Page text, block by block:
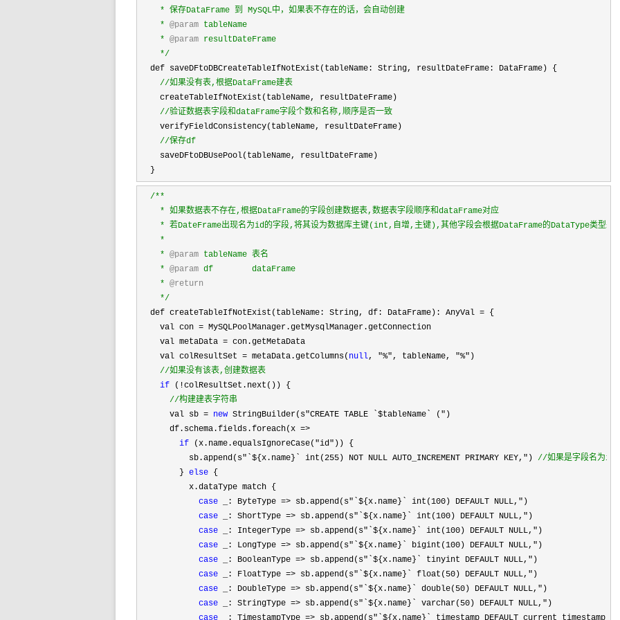
    * 保存DataFrame 到 MySQL中，如果表不存在的话，会自动创建
    *
@param tableName
    *
@param resultDateFrame
*/
  def saveDFtoDBCreateTableIfNotExist(tableName: String, resultDateFrame: DataFrame) {
//如果没有表,根据DataFrame建表
    createTableIfNotExist(tableName, resultDateFrame)
//验证数据表字段和dataFrame字段个数和名称,顺序是否一致
    verifyFieldConsistency(tableName, resultDateFrame)
//保存df
    saveDFtoDBUsePool(tableName, resultDateFrame)
  }
/**
    * 如果数据表不存在,根据DataFrame的字段创建数据表,数据表字段顺序和dataFrame对应
* 若DateFrame出现名为id的字段,将其设为数据库主键(int,自增,主键),其他字段会根据DataFrame的DataType类型来
    *
    *
@param tableName 表名
    *
@param df        dataFrame
    *
@return
*/
  def createTableIfNotExist(tableName: String, df: DataFrame): AnyVal
= {
    val con
= MySQLPoolManager.getMysqlManager.getConnection
    val metaData
= con.getMetaData
    val colResultSet
= metaData.getColumns( null, "%", tableName, "%" )
//如果没有该表,创建数据表
if (!colResultSet.next()) {
//构建建表字符串
      val sb =
new StringBuilder(s"CREATE TABLE `$tableName` (" )
      df.schema.fields.foreach(x
=>
if (x.name.equalsIgnoreCase("id" )) {
          sb.append(s
"`${x.name}` int(255) NOT NULL AUTO_INCREMENT PRIMARY KEY,") //如果是字段名为
        }
else {
          x.dataType match {
case _: ByteType => sb.append(s"`${x.name}` int(100) DEFAULT NULL," )
case _: ShortType => sb.append(s"`${x.name}` int(100) DEFAULT NULL," )
case _: IntegerType => sb.append(s"`${x.name}` int(100) DEFAULT NULL," )
case _: LongType => sb.append(s"`${x.name}` bigint(100) DEFAULT NULL," )
case _: BooleanType => sb.append(s"`${x.name}` tinyint DEFAULT NULL," )
case _: FloatType => sb.append(s"`${x.name}` float(50) DEFAULT NULL," )
case _: DoubleType => sb.append(s"`${x.name}` double(50) DEFAULT NULL," )
case _: StringType => sb.append(s"`${x.name}` varchar(50) DEFAULT NULL," )
case _: TimestampType => sb.append(s"`${x.name}` timestamp DEFAULT current_timestamp,"